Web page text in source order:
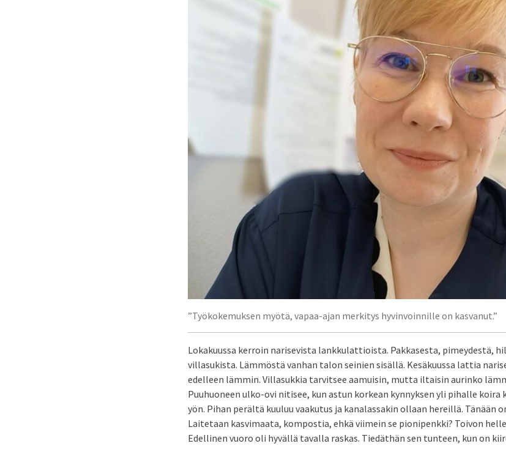
”Työkokemuksen myötä, vapaa-ajan merkitys hyvinvoinnille on kasvanut.”
Lokakuussa kerroin narisevista lankkulattioista. Pakkasesta, pimeydestä,
villasukista. Lämmöstä vanhan talon seinien sisällä. Kesäkuussa lattia
edelleen lämmin. Villasukkia tarvitsee aamuisin, mutta iltaisin aurinko
Puuhuoneen ulko-ovi nitisee, kun astun korkean kynnyksen yli pihalle
yön. Pihan perältä kuuluu vaakutus ja kanalassakin ollaan hereillä. Tänään
Laitetaan kasvimaata, kompostia, ehkä viimein se pionipenkki? Toivon
Edellinen vuoro oli hyvällä tavalla raskas. Tiedäthän sen tunteen, kun on